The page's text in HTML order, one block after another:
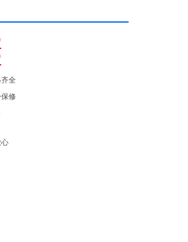
全
修